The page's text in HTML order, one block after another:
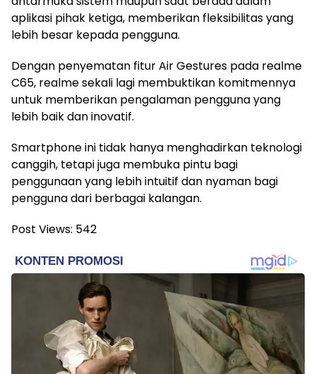
aplikasi pihak ketiga, memberikan fleksibilitas yang
lebih besar kepada pengguna.
Dengan penyematan fitur Air Gestures pada realme
C65, realme sekali lagi membuktikan komitmennya
untuk memberikan pengalaman pengguna yang
lebih baik dan inovatif.
Smartphone ini tidak hanya menghadirkan teknologi
canggih, tetapi juga membuka pintu bagi
penggunaan yang lebih intuitif dan nyaman bagi
pengguna dari berbagai kalangan.
Post Views: 542